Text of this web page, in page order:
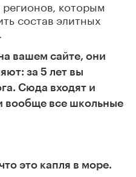
которым
состав элитных
вашем сайте, они
за 5 лет вы
Сюда входят и
вообще все школьные
это капля в море.